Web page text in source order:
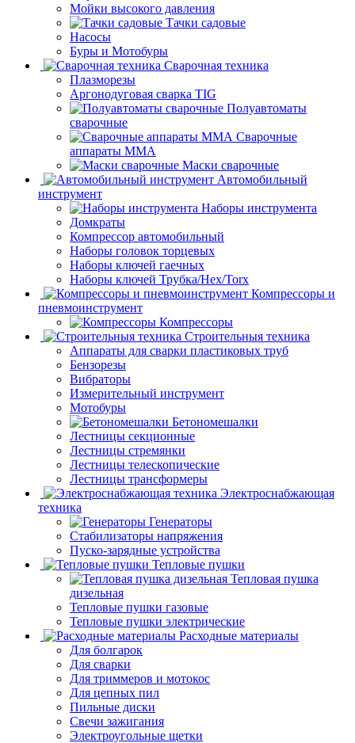
Мойки высокого давления
Тачки садовые
Насосы
Буры и Мотобуры
Сварочная техника
Плазморезы
Аргонодуговая сварка TIG
Полуавтоматы
сварочные
Сварочные
аппараты ММА
Маски сварочные
Автомобильный
инструмент
Наборы инструмента
Домкраты
Компрессор автомобильный
Наборы головок торцевых
Наборы ключей гаечных
Наборы ключей Трубка/Hex/Torx
Компрессоры и
пневмоинструмент
Компрессоры
Строительныя техника
Аппараты для сварки пластиковых труб
Бензорезы
Вибраторы
Измерительный инструмент
Мотобуры
Бетономешалки
Лестницы секционные
Лестницы стремянки
Лестницы телескопические
Лестницы трансформеры
Электроснабжающая
техника
Генераторы
Стабилизаторы напряжения
Пуско-зарядные устройства
Тепловые пушки
Тепловая пушка
дизельная
Тепловые пушки газовые
Тепловые пушки электрические
Расходные материалы
Для болгарок
Для сварки
Для триммеров и мотокос
Для цепных пил
Пильные диски
Свечи зажигания
Электроугольные щетки